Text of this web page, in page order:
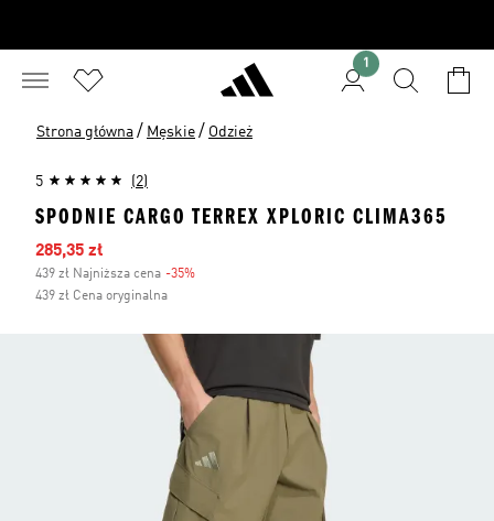
1
Strona główna / Męskie / Odzież
5 (2)
SPODNIE CARGO TERREX XPLORIC CLIMA365
Ceny na wyprzedaży
285,35 zł
439 zł Najniższa cena -35%
439 zł Cena oryginalna